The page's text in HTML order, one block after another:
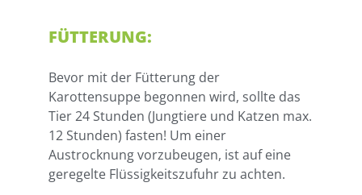
FÜTTERUNG:
Bevor mit der Fütterung der
Karottensuppe begonnen wird, sollte das
Tier 24 Stunden (Jungtiere und Katzen max.
12 Stunden) fasten! Um einer
Austrocknung vorzubeugen, ist auf eine
geregelte Flüssigkeitszufuhr zu achten.